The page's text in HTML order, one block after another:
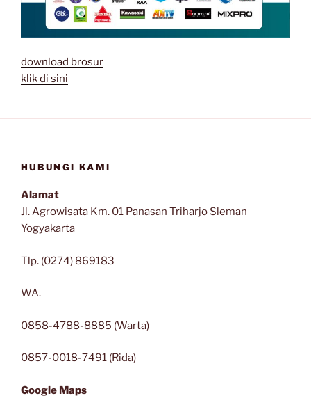
download brosur
klik di sini
HUBUNGI KAMI
Alamat
Jl. Agrowisata Km. 01 Panasan Triharjo Sleman
Yogyakarta
Tlp. (0274) 869183
WA.
0858-4788-8885 (Warta)
0857-0018-7491 (Rida)
Google Maps